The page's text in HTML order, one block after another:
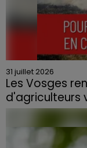
31 juillet 2026
Les Vosges
d'agriculteurs
Face à la
la Chambre
aux agriculteurs